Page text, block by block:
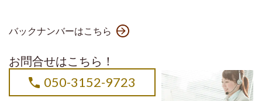
バックナンバーはこちら
お問合せはこちら！
050-3152-9723